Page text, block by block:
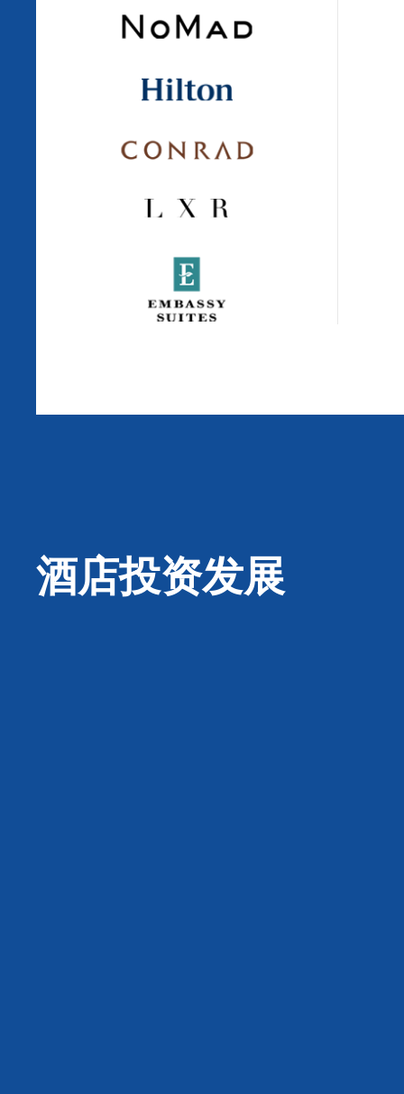
酒店投资发展